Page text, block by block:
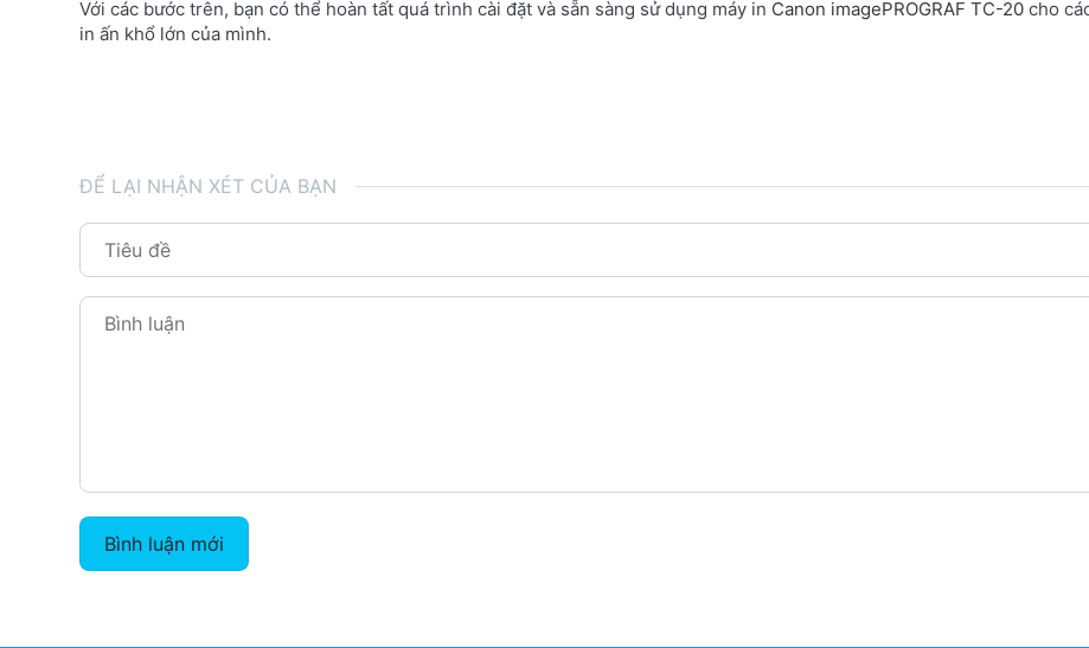
Với các bước trên, bạn có thể hoàn tất quá trình cài đặt và sẵn sàng sử dụng máy in Canon imagePROGRAF TC-20 cho
in ấn khổ lớn của mình.
ĐỂ LẠI NHẬN XÉT CỦA BẠN
Bình luận mới